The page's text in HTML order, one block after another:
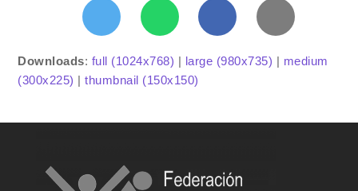
Downloads: full (1024x768) | large (980x735) | medium
(300x225) |thumbnail (150x150)